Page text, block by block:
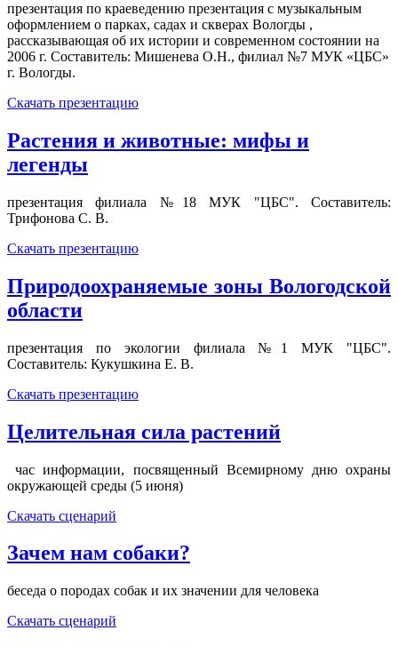
презентация по краеведению презентация с музыкальным
оформлением о парках, садах и скверах Вологды ,
рассказывающая об их истории и современном состоянии на
2006 г. Составитель: Мишенева О.Н., филиал №7 МУК «ЦБС»
г. Вологды.
Скачать презентацию
Растения и животные: мифы и
легенды
презентация филиала №18 МУК "ЦБС". Составитель:
Трифонова С. В.
Скачать презентацию
Природоохраняемые зоны Вологодской
области
презентация по экологии филиала №1 МУК "ЦБС".
Составитель: Кукушкина Е. В.
Скачать презентацию
Целительная сила растений
час информации, посвященный Всемирному дню охраны
окружающей среды (5 июня)
Скачать сценарий
Зачем нам собаки?
беседа о породах собак и их значении для человека
Скачать сценарий